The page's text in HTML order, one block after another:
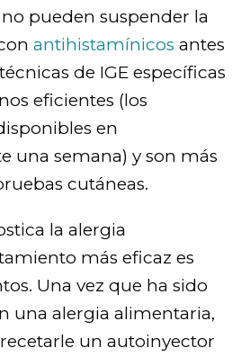
pueden suspender la
antihistamínicos antes
de IGE específicas
eficientes (los
en
una semana) y son más
cutáneas.
la alergia
más eficaz es
Una vez que ha sido
una alergia alimentaria,
un autoinyector